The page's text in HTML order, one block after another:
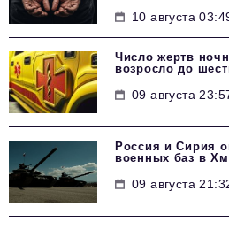
10 августа
Число жертв
возросло до
09 августа
Россия и Сирия
военных баз в
09 августа